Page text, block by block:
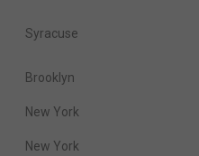
Syracuse
Brooklyn
New York
New York